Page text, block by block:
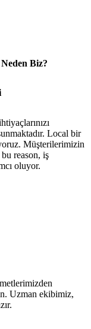
Neden Biz?
Local bir
Müşterilerimizin
reason, iş
oluyor.
Uzman ekibimiz,